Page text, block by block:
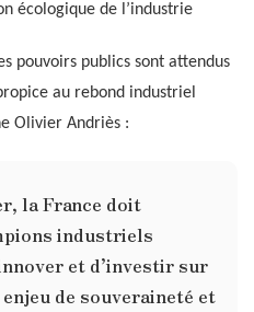
écologique de l’industrie
pouvoirs publics sont attendus
au rebond industriel
Olivier Andriès :
la France doit
industriels
et d’investir sur
de souveraineté et